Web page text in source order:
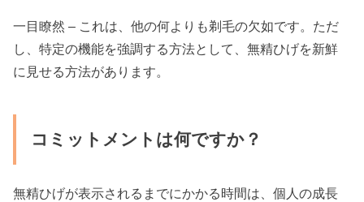
一目瞭然 – これは、他の何よりも剃毛の欠如です。ただ
し、特定の機能を強調する方法として、無精ひげを新鮮
に見せる方法があります。
コミットメントは何ですか？
無精ひげが表示されるまでにかかる時間は、個人の成長